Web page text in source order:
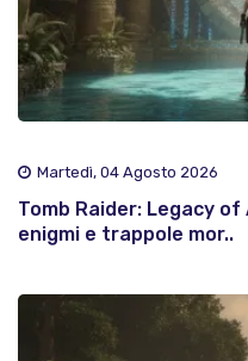
Martedì, 04 Agosto 2026
Tomb Raider: Legacy
enigmi e trappole mor..